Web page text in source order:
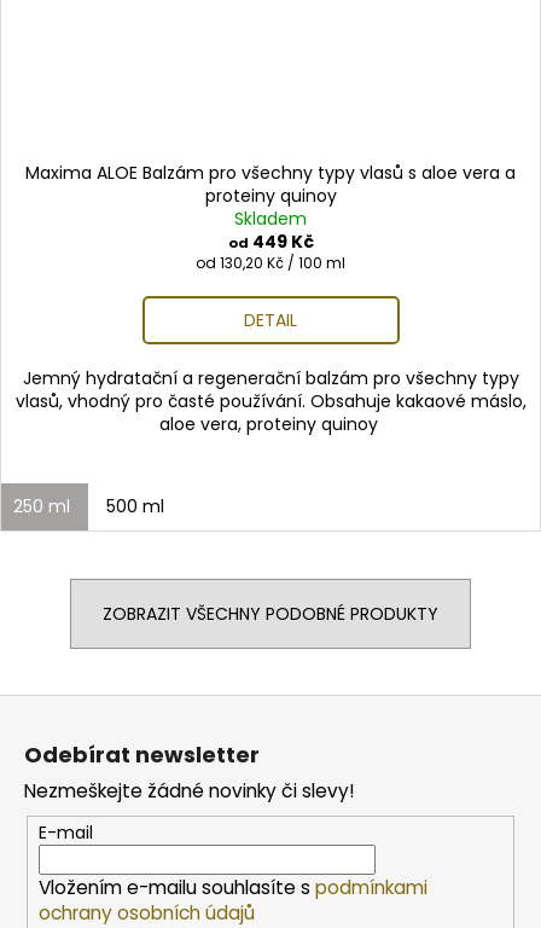
Maxima ALOE Balzám pro všechny typy vlasů s aloe vera a
proteiny quinoy
Skladem
od 449 Kč
Měrná
od 130,20 Kč / 100 ml
DETAIL
Jemný hydratační a regenerační balzám pro všechny typy
vlasů, vhodný pro časté používání. Obsahuje kakaové máslo,
aloe vera, proteiny quinoy
250 ml 500 ml
ZOBRAZIT VŠECHNY PODOBNÉ PRODUKTY
Z
Odebírat newsletter
Nezmeškejte žádné novinky či slevy!
E-mail
Vložením e-mailu souhlasíte s podmínkami
ochrany osobních údajů